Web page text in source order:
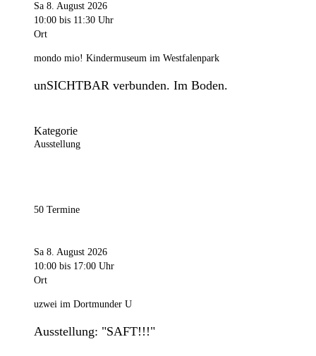
Sa 8. August 2026
10:00 bis 11:30 Uhr
Ort
mondo mio! Kindermuseum im Westfalenpark
unSICHTBAR verbunden. Im Boden.
Kategorie
Ausstellung
50 Termine
Sa 8. August 2026
10:00 bis 17:00 Uhr
Ort
uzwei im Dortmunder U
Ausstellung: "SAFT!!!"